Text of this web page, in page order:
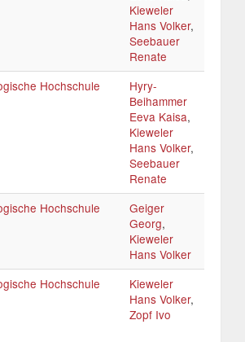
Kieweler
Hans Volker,
Seebauer
Renate
Hochschule
Hyry-
Beihammer
Eeva Kaisa,
Kieweler
Hans Volker,
Seebauer
Renate
Hochschule
Geiger
Georg,
Kieweler
Hans Volker
Hochschule
Kieweler
Hans Volker,
Zopf Ivo